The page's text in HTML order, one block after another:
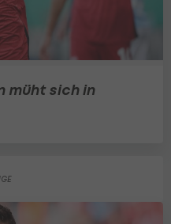
müht sich in